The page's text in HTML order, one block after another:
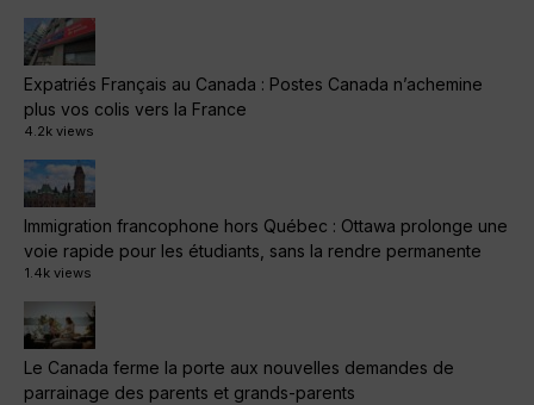
Expatriés Français au Canada : Postes Canada n’achemine
plus vos colis vers la France
4.2k views
Immigration francophone hors Québec : Ottawa prolonge une
voie rapide pour les étudiants, sans la rendre permanente
1.4k views
Le Canada ferme la porte aux nouvelles demandes de
parrainage des parents et grands-parents